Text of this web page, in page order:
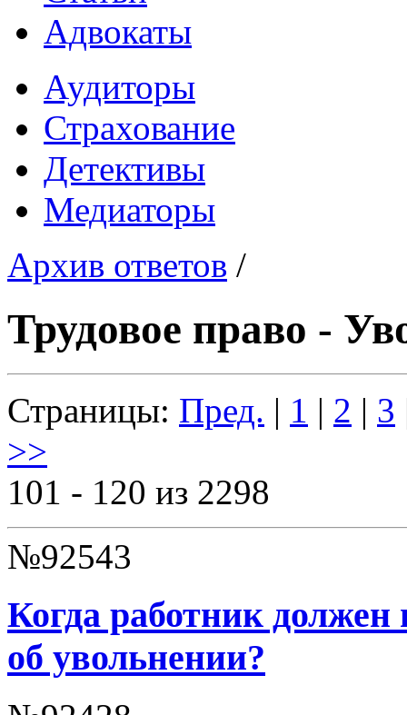
Адвокаты
Аудиторы
Страхование
Детективы
Медиаторы
Архив ответов /
Трудовое право -
Страницы: Пред. | 1 | 2 | 3
>>
101 - 120 из 2298
№92543
Когда работник должен
об увольнении?